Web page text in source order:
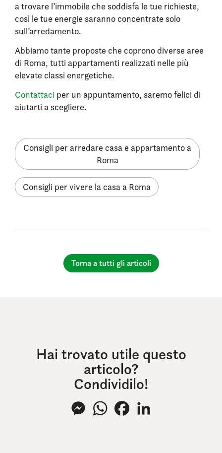
a trovare l’immobile che soddisfa le tue richieste,
così le tue energie saranno concentrate solo
sull’arredamento.
Abbiamo tante proposte che coprono diverse aree
di Roma, tutti appartamenti realizzati nelle più
elevate classi energetiche.
Contattaci per un appuntamento, saremo felici di
aiutarti a scegliere.
Consigli per arredare casa e appartamento a
Roma
Consigli per vivere la casa a Roma
Torna a tutti gli articoli
Hai trovato utile questo
articolo?
Condividilo!
MessengerWhatsAppFacebook